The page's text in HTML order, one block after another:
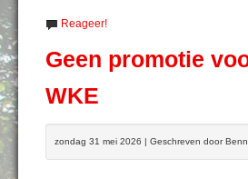
Reageer!
Geen promotie
WKE
zondag 31 mei 2026 | Geschreven door